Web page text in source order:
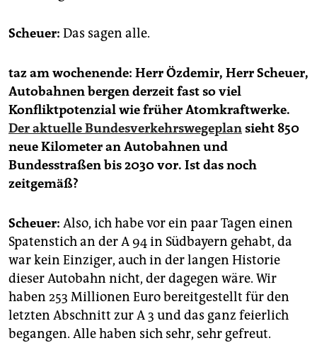
Scheuer: Das sagen alle.
taz am wochenende: Herr Özdemir, Herr Scheuer,
Autobahnen bergen derzeit fast so viel
Konfliktpotenzial wie früher Atomkraftwerke.
Der aktuelle Bundesverkehrswegeplansieht 850
neue Kilometer an Autobahnen und
Bundesstraßen bis 2030 vor. Ist das noch
zeitgemäß?
Scheuer: Also, ich habe vor ein paar Tagen einen
Spatenstich an der A 94 in Südbayern gehabt, da
war kein Einziger, auch in der langen Historie
dieser Autobahn nicht, der dagegen wäre. Wir
haben 253 Millionen Euro bereitgestellt für den
letzten Abschnitt zur A 3 und das ganz feierlich
begangen. Alle haben sich sehr, sehr gefreut.